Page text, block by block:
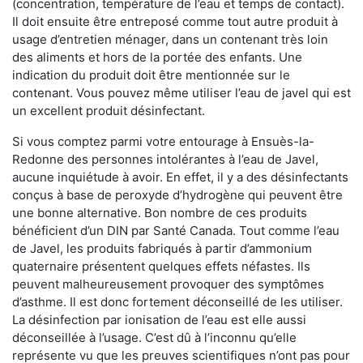
(concentration, température de l’eau et temps de contact).
Il doit ensuite être entreposé comme tout autre produit à
usage d’entretien ménager, dans un contenant très loin
des aliments et hors de la portée des enfants. Une
indication du produit doit être mentionnée sur le
contenant. Vous pouvez même utiliser l’eau de javel qui est
un excellent produit désinfectant.
Si vous comptez parmi votre entourage à Ensuès-la-
Redonne des personnes intolérantes à l’eau de Javel,
aucune inquiétude à avoir. En effet, il y a des désinfectants
conçus à base de peroxyde d’hydrogène qui peuvent être
une bonne alternative. Bon nombre de ces produits
bénéficient d’un DIN par Santé Canada. Tout comme l’eau
de Javel, les produits fabriqués à partir d’ammonium
quaternaire présentent quelques effets néfastes. Ils
peuvent malheureusement provoquer des symptômes
d’asthme. Il est donc fortement déconseillé de les utiliser.
La désinfection par ionisation de l’eau est elle aussi
déconseillée à l’usage. C’est dû à l’inconnu qu’elle
représente vu que les preuves scientifiques n’ont pas pour